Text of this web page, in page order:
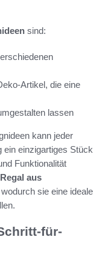
sind:
Artikel, die eine
lassen
kann jeder
ein einzigartiges Stück
Funktionalität
Regal aus
sie eine ideale
für-